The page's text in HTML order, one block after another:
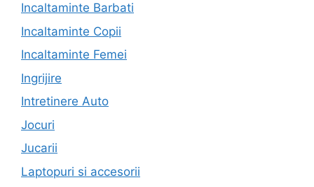
Incaltaminte Barbati
Incaltaminte Copii
Incaltaminte Femei
Ingrijire
Intretinere Auto
Jocuri
Jucarii
Laptopuri si accesorii